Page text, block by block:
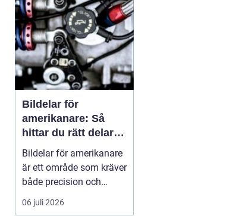
Bildelar för
amerikanare: Så
hittar du rätt delar
till din USA-bil
Bildelar för amerikanare
är ett område som kräver
både precision och
modellkännedom,
särskilt när det gäller
06 juli 2026